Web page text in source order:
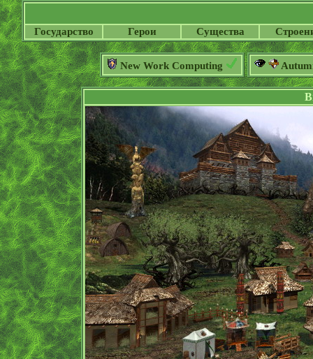
Государство Герои Существа
New Work Computing